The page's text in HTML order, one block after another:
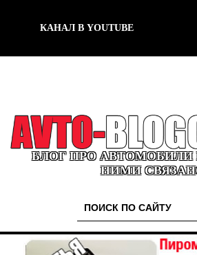
КАНАЛ В YOUTUBE
БЛОГ ПРО АВТОМОБИЛИ
НИМИ